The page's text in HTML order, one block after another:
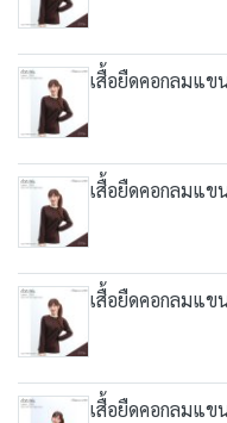
เสื้อยืดคอกลมแ
เสื้อยืดคอกลมแ
เสื้อยืดคอกลมแ
เสื้อยืดคอกลมแข